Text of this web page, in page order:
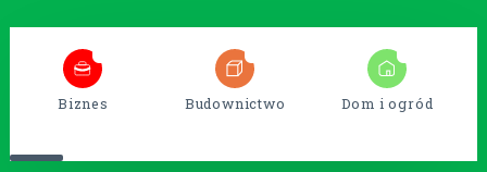
Biznes Budownictwo Dom i ogród